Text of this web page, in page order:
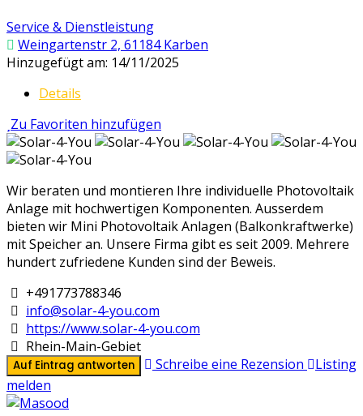
Service & Dienstleistung
Weingartenstr 2, 61184 Karben
Hinzugefügt am: 14/11/2025
Details
Zu Favoriten hinzufügen
Wir beraten und montieren Ihre individuelle Photovoltaik
Anlage mit hochwertigen Komponenten. Ausserdem
bieten wir Mini Photovoltaik Anlagen (Balkonkraftwerke)
mit Speicher an. Unsere Firma gibt es seit 2009. Mehrere
hundert zufriedene Kunden sind der Beweis.
+491773788346
info@solar-4-you.com
https://www.solar-4-you.com
Rhein-Main-Gebiet
Auf Eintrag antworten Schreibe eine Rezension
Listing
melden